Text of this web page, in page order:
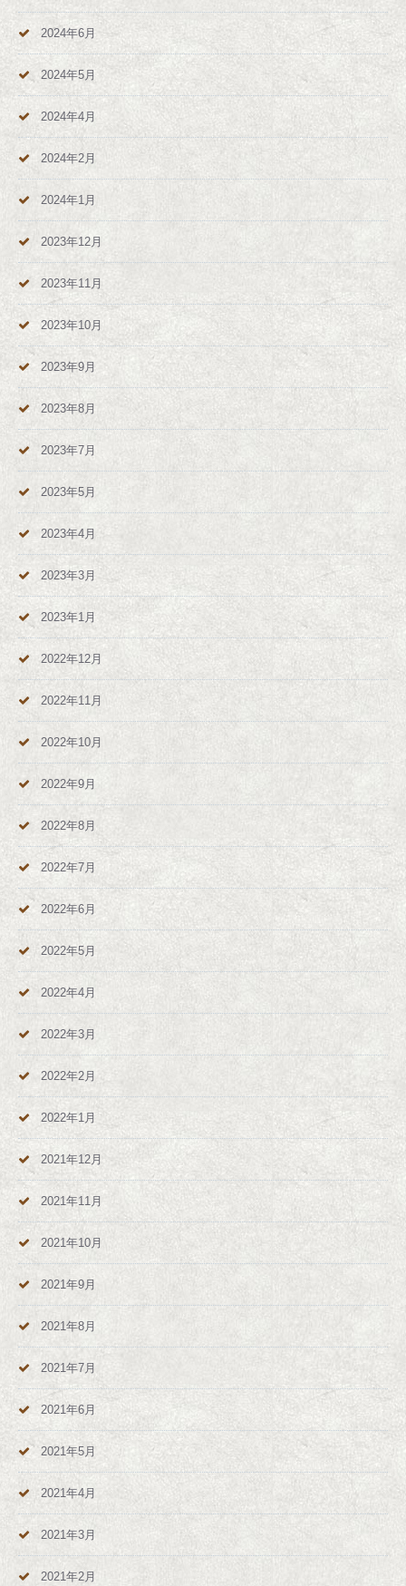
2024年6月
2024年5月
2024年4月
2024年2月
2024年1月
2023年12月
2023年11月
2023年10月
2023年9月
2023年8月
2023年7月
2023年5月
2023年4月
2023年3月
2023年1月
2022年12月
2022年11月
2022年10月
2022年9月
2022年8月
2022年7月
2022年6月
2022年5月
2022年4月
2022年3月
2022年2月
2022年1月
2021年12月
2021年11月
2021年10月
2021年9月
2021年8月
2021年7月
2021年6月
2021年5月
2021年4月
2021年3月
2021年2月